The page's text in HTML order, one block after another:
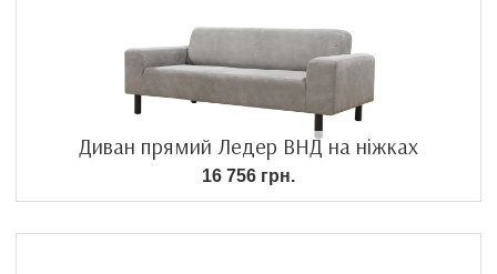
Диван прямий Ледер ВНД на ніжках
16 756 грн.